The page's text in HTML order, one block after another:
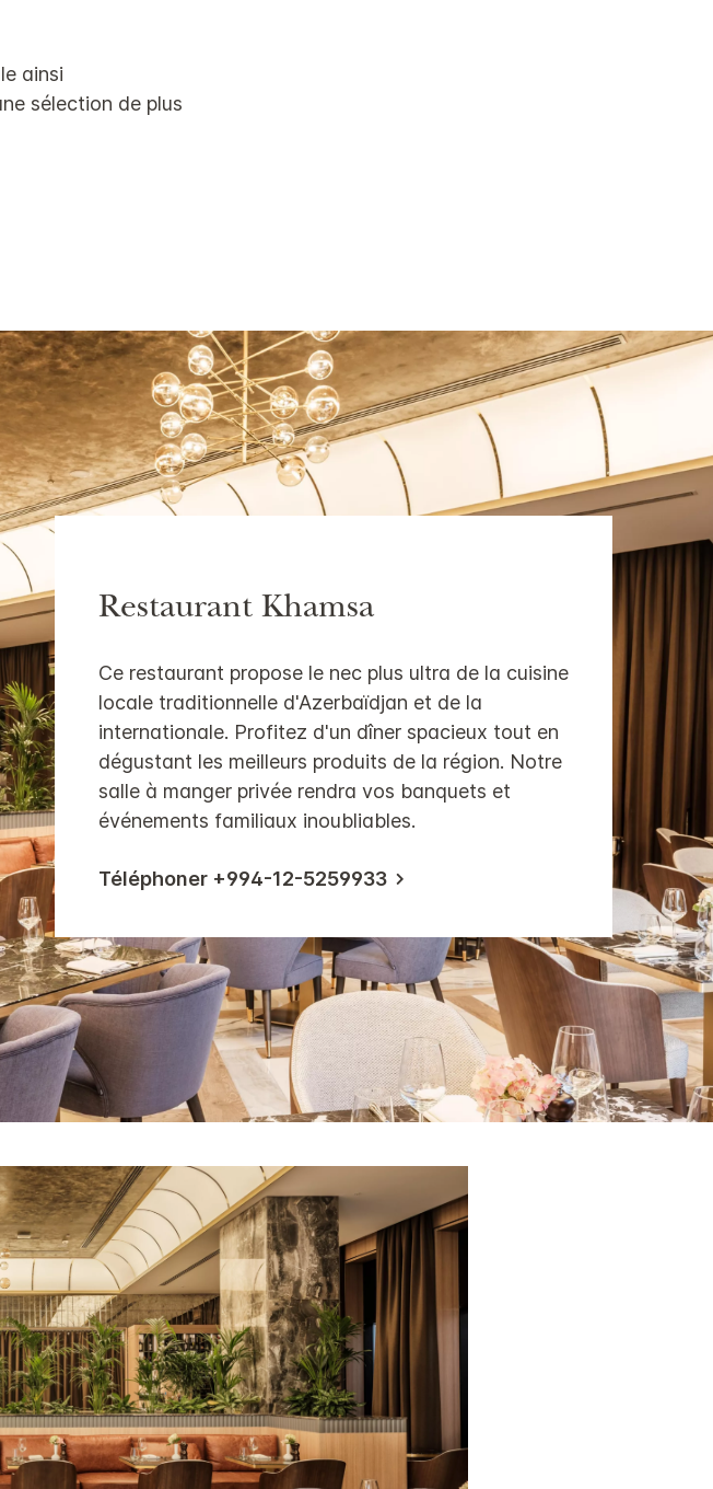
ainsi
sélection de plus
Restaurant Khamsa
Ce restaurant propose le nec plus ultra de la cuisine
locale traditionnelle d'Azerbaïdjan et de la
internationale. Profitez d'un dîner spacieux tout en
dégustant les meilleurs produits de la région. Notre
salle à manger privée rendra vos banquets et
événements familiaux inoubliables.
Téléphoner +994-12-5259933